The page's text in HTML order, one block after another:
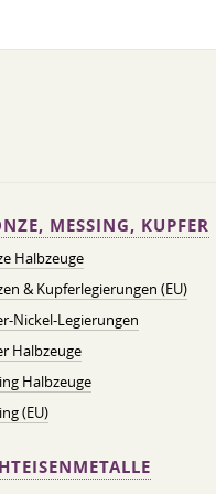
MESSING, KUPFER
Halbzeuge
& Kupferlegierungen (EU)
Nickel-Legierungen
Halbzeuge
Halbzeuge
(EU)